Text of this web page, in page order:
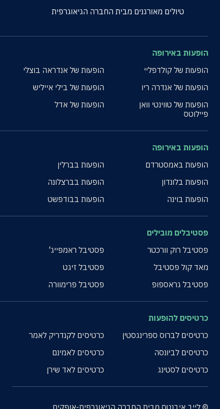
טיולים מאורגנים מבית החברה הגיאוגרפית
הופעות באירופה
הופעות של קולדפליי
הופעות של אנדראה בוצלי
הופעות של אנדרה ריו
הופעות של בילי אייליש
הופעות של טווינטי וואן
פיילוטס
הופעות של אדל
הופעות באירופה
הופעות באמסטרדם
הופעות בברלין
הופעות בלונדון
הופעות בברצלונה
הופעות בוינה
הופעות בבודפשט
פסטיבלים מובילים
פסטיבל רוק וורכטר
פסטיבל ראמפייג'
מאד קול פסטיבל
פסטיבל זיגט
פסטיבל גראספופ
פסטיבל פרימוורה
כרטיסים להופעות
כרטיסים לברוס ספרינגסטין
כרטיסים לקנדריק לאמר
כרטיסים לביונסה
כרטיסים לאמינם
כרטיסים לסטינג
כרטיסים לאד שירן